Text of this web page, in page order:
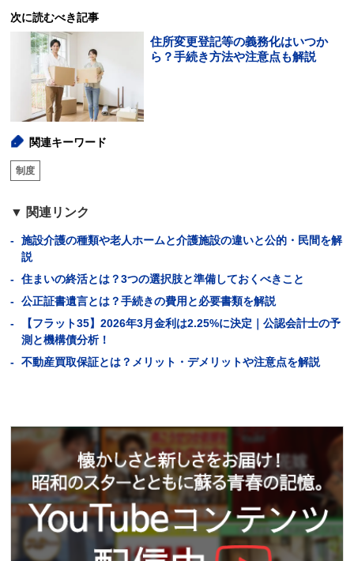
次に読むべき記事
住所変更登記等の義務化はいつか
ら？手続き方法や注意点も解説
関連キーワード
制度
関連リンク
施設介護の種類や老人ホームと介護施設の違いと公的・民間を解
説
住まいの終活とは？3つの選択肢と準備しておくべきこと
公正証書遺言とは？手続きの費用と必要書類を解説
【フラット35】2026年3月金利は2.25%に決定｜公認会計士の予
測と機構債分析！
不動産買取保証とは？メリット・デメリットや注意点を解説